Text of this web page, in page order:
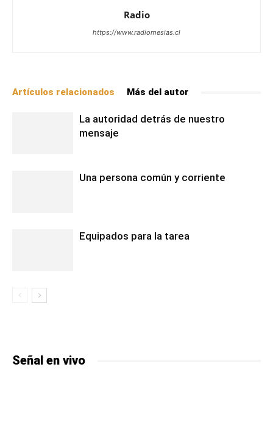
Radio
https://www.radiomesias.cl
Artículos relacionados Más del autor
La autoridad detrás de nuestro
mensaje
Una persona común y corriente
Equipados para la tarea
Señal en vivo